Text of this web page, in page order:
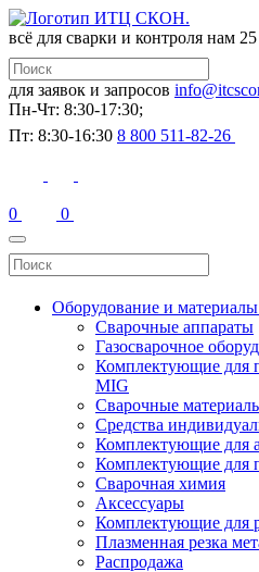
всё для сварки и контроля нам 25
для заявок и запросов
Пн-Чт: 8:30-17:30;
Пт: 8:30-16:30 8 800 511-82-26
0 0
Оборудование и
Сварочные аппараты
Газосварочное
Комплектующие для
MIG
Сварочные
Средства
Комплектующие для
Комплектующие для
Сварочная химия
Аксессуары
Комплектующие для
Плазменная резка
Распродажа